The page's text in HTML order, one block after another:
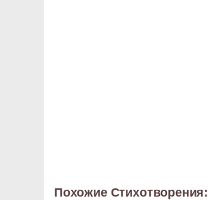
Похожие Стихотворения: